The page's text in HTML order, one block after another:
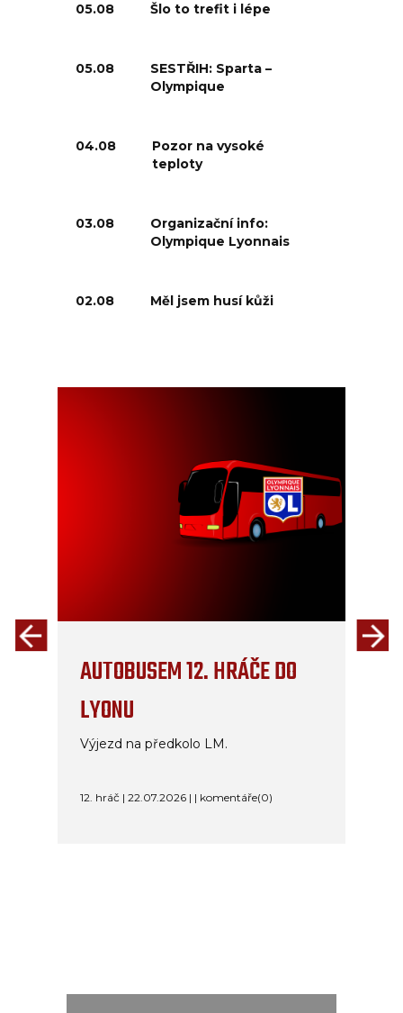
05.08 Šlo to trefit i lépe
05.08
SESTŘIH: Sparta –
Olympique
04.08
Pozor na vysoké
teploty
03.08
Organizační info:
Olympique Lyonnais
02.08 Měl jsem husí kůži
AUTOBUSEM 12. HRÁČE DO
LYONU
Výjezd na předkolo LM.
12. hráč | 22.07.2026 | | komentáře(0)